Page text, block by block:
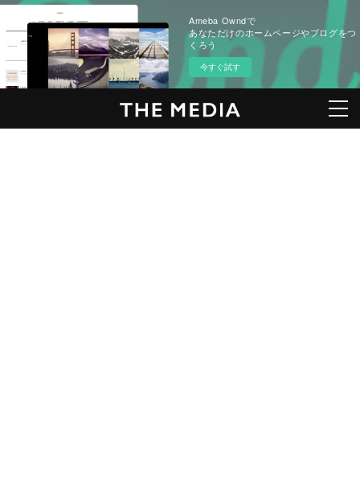
Ameba Owndで
あなただけのホームページやブログをつ
くろう
今すぐ試す